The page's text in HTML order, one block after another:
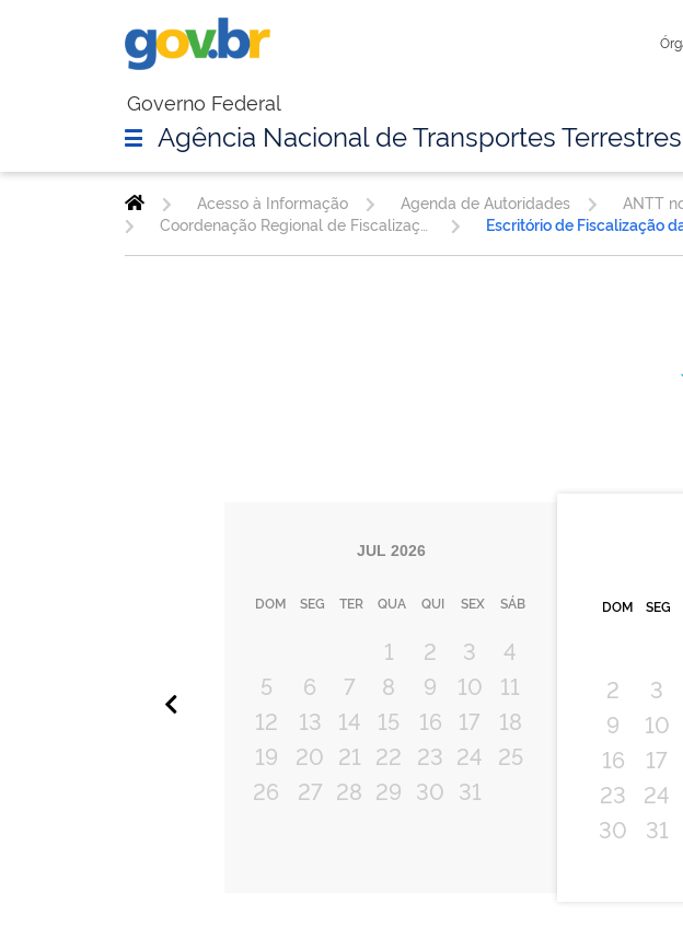
Governo Federal
Agência Nacional de Transportes
Acesso à Informação Agenda de Autoridades ANTT
JUL 2026
DOM SEG TER QUA QUI SEX SÁB
1 2 3
4
5
6 7 8 9 10
11
12
13 14 15 16 17
18
19
20 21 22 23 24 25
26
27 28 29 30 31
DOM SEG
2
3
9
10
16
17
23
24
30
31